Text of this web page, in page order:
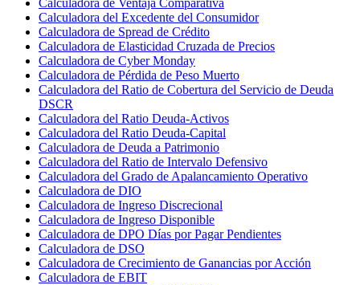
Calculadora del Excedente del Consumidor
Calculadora de Spread de Crédito
Calculadora de Elasticidad Cruzada de Precios
Calculadora de Cyber Monday
Calculadora de Pérdida de Peso Muerto
Calculadora del Ratio de Cobertura del Servicio de Deuda
DSCR
Calculadora del Ratio Deuda-Activos
Calculadora del Ratio Deuda-Capital
Calculadora de Deuda a Patrimonio
Calculadora del Ratio de Intervalo Defensivo
Calculadora del Grado de Apalancamiento Operativo
Calculadora de DIO
Calculadora de Ingreso Discrecional
Calculadora de Ingreso Disponible
Calculadora de DPO Días por Pagar Pendientes
Calculadora de DSO
Calculadora de Crecimiento de Ganancias por Acción
Calculadora de EBIT